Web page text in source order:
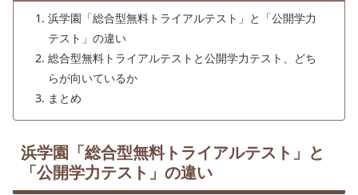
浜学園「総合型無料トライアルテスト」と「公開学力
テスト」の違い
総合型無料トライアルテストと公開学力テスト、どち
らが向いているか
まとめ
浜学園「総合型無料トライアルテスト」と
「公開学力テスト」の違い